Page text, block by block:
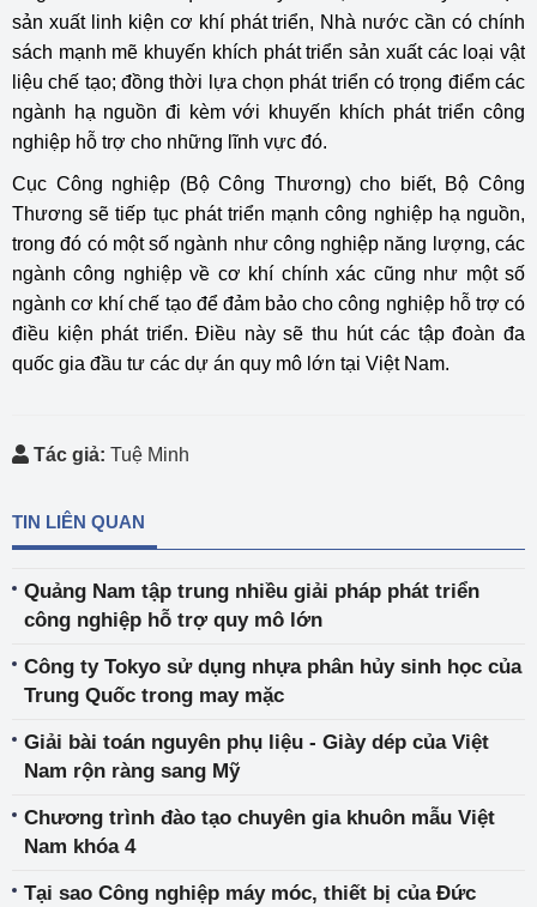
sản xuất linh kiện cơ khí phát triển, Nhà nước cần có chính
sách mạnh mẽ khuyến khích phát triển sản xuất các loại vật
liệu chế tạo; đồng thời lựa chọn phát triển có trọng điểm các
ngành hạ nguồn đi kèm với khuyến khích phát triển công
nghiệp hỗ trợ cho những lĩnh vực đó.
Cục Công nghiệp (Bộ Công Thương) cho biết, Bộ Công
Thương sẽ tiếp tục phát triển mạnh công nghiệp hạ nguồn,
trong đó có một số ngành như công nghiệp năng lượng, các
ngành công nghiệp về cơ khí chính xác cũng như một số
ngành cơ khí chế tạo để đảm bảo cho công nghiệp hỗ trợ có
điều kiện phát triển. Điều này sẽ thu hút các tập đoàn đa
quốc gia đầu tư các dự án quy mô lớn tại Việt Nam.
Tác giả: Tuệ Minh
TIN LIÊN QUAN
Quảng Nam tập trung nhiều giải pháp phát triển
công nghiệp hỗ trợ quy mô lớn
Công ty Tokyo sử dụng nhựa phân hủy sinh học của
Trung Quốc trong may mặc
Giải bài toán nguyên phụ liệu - Giày dép của Việt
Nam rộn ràng sang Mỹ
Chương trình đào tạo chuyên gia khuôn mẫu Việt
Nam khóa 4
Tại sao Công nghiệp máy móc, thiết bị của Đức